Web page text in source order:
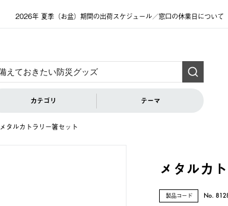
2026年 夏季（お盆）期間の出荷スケジュール／窓口の休業日について
カテゴリ テーマ
メタルカトラリー箸セット
メタルカ
製品コード No.